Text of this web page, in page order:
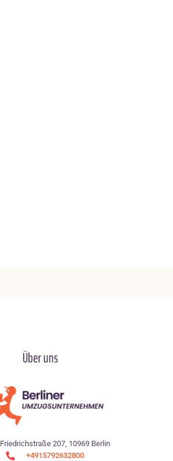
Über uns
Friedrichstraße 207, 10969 Berlin
+4915792632800